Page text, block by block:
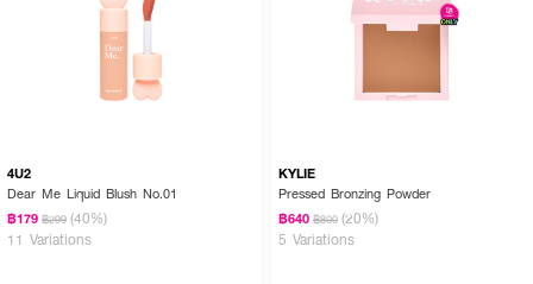
4U2
Dear Me Liquid Blush No.01
฿179 ฿299 (40%)
11 Variations
KYLIE
Pressed Bronzing Powder
฿640 ฿800 (20%)
5 Variations